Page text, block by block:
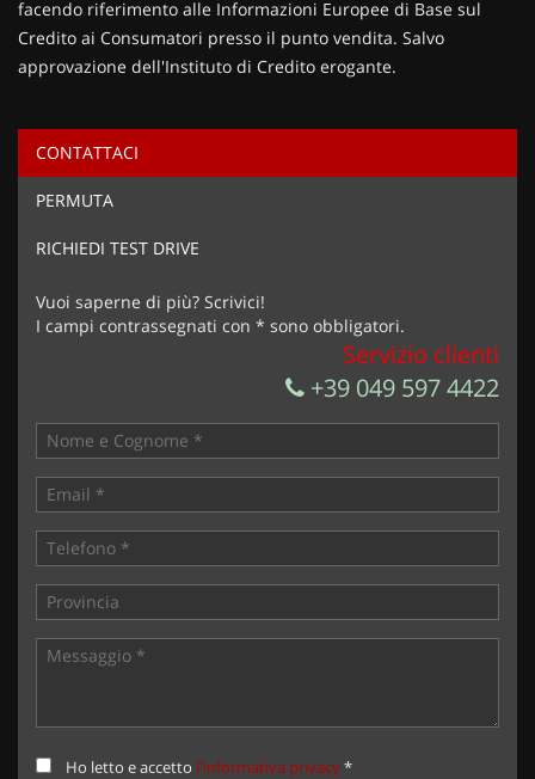
Ho letto e accettol'informativa privacy*
Acconsento al trattamento dei miei dati per finalità di
Invia la tua richiesta
facendo riferimento alle Informazioni Europee di Base sul
Credito ai Consumatori presso il punto vendita. Salvo
approvazione dell'Instituto di Credito erogante.
CONTATTACI
PERMUTA
RICHIEDI TEST DRIVE
Vuoi saperne di più? Scrivici!
I campi contrassegnati con * sono obbligatori.
Servizio clienti
+39 049 597 4422
Ho letto e accetto l'informativa privacy*